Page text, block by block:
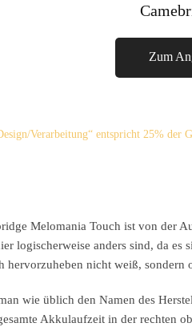
Zum
Verarbeitung“ entspricht 25% der
Melomania Touch ist von der
logischerweise anders sind, da
hervorzuheben nicht weiß,
wie üblich den Namen des
Akkulaufzeit in der rechten